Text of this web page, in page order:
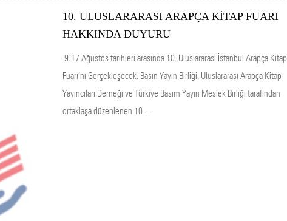
10. ULUSLARARASI ARAPÇA KİTAP FUARI
HAKKINDA DUYURU
9-17 Ağustos tarihleri arasında 10. Uluslararası İstanbul Arapça Kitap
Fuarı’nı Gerçekleşecek. Basın Yayın Birliği, Uluslararası Arapça Kitap
Yayıncıları Derneği ve Türkiye Basım Yayın Meslek Birliği tarafından
ortaklaşa düzenlenen 10. ...